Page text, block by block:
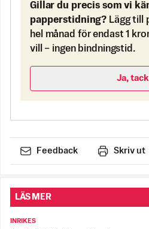
Gillar du precis som vi
papperstidning? Lägg till
hel månad för endast 1
vill – ingen bindningstid.
Ja,
Feedback Skriv ut
LÄS MER
INRIKES